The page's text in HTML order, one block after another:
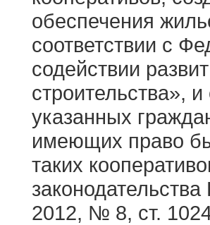
обеспечения
соответствии с
содействии
строительства»,
указанных
имеющих право
таких
2012, № 8, ст.